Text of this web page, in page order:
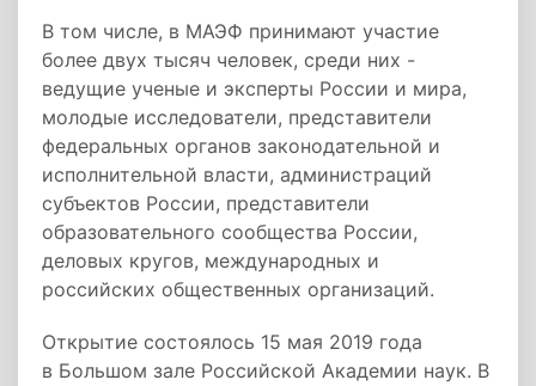
В том числе, в МАЭФ принимают участие
более двух тысяч человек, среди них -
ведущие ученые и эксперты России и мира,
молодые исследователи, представители
федеральных органов законодательной и
исполнительной власти, администраций
субъектов России, представители
образовательного сообщества России,
деловых кругов, международных и
российских общественных организаций.
Открытие состоялось 15 мая 2019 года
в Большом зале Российской Академии наук. В